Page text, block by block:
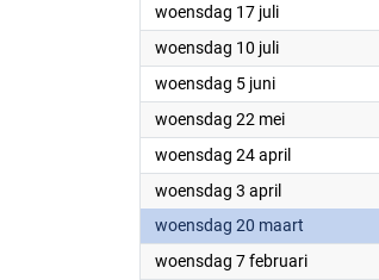
woensdag 17 juli2024
woensdag 10 juli2024
woensdag 5 juni2024
woensdag 22 mei2024
woensdag 24 april2024
woensdag 3 april2024
woensdag 20 maart
woensdag 7 februari2024